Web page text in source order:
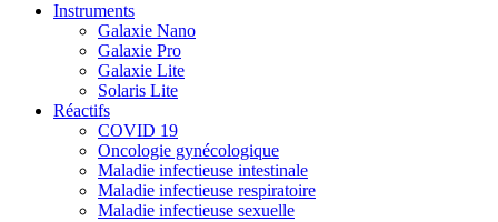
Instruments
Galaxie Nano
Galaxie Pro
Galaxie Lite
Solaris Lite
Réactifs
COVID 19
Oncologie gynécologique
Maladie infectieuse intestinale
Maladie infectieuse respiratoire
Maladie infectieuse sexuelle